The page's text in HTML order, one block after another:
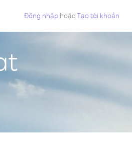
Đăng nhập hoặcTạo tài khoản